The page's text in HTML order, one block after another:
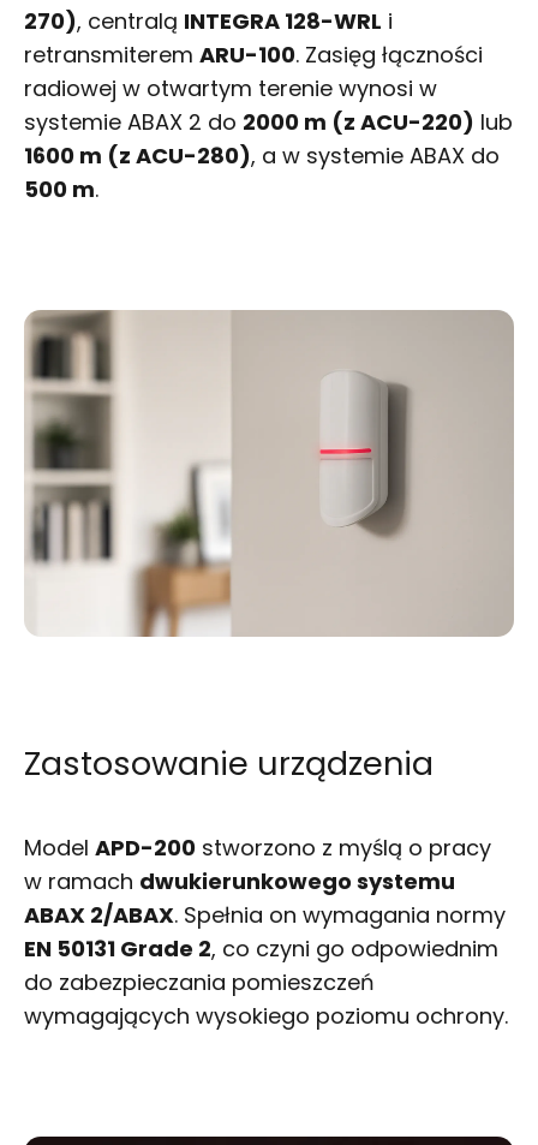
270), centralą INTEGRA 128-WRL i
retransmiterem ARU-100. Zasięg łączności
radiowej w otwartym terenie wynosi w
systemie ABAX 2 do 2000 m (z ACU-220) lub
1600 m (z ACU-280), a w systemie ABAX do
500 m.
Zastosowanie urządzenia
Model APD-200 stworzono z myślą o pracy
w ramach dwukierunkowego systemu
ABAX 2/ABAX. Spełnia on wymagania normy
EN 50131 Grade 2, co czyni go odpowiednim
do zabezpieczania pomieszczeń
wymagających wysokiego poziomu ochrony.